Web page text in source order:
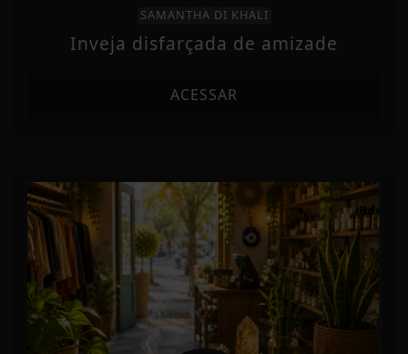
SAMANTHA DI KHALI
Inveja disfarçada de amizade
ACESSAR